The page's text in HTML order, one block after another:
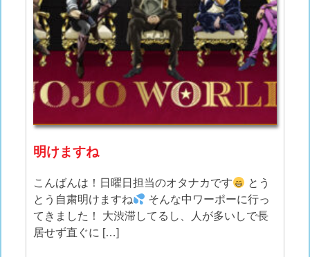
明けますね
こんばんは！日曜日担当のオタナカです
とう
とう自粛明けますね
そんな中ワーポーに行っ
てきました！ 大渋滞してるし、人が多いしで長
居せず直ぐに […]